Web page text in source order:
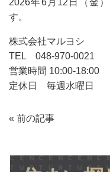
す。
株式会社マルヨシ
TEL 048-970-0021
営業時間 10:00-18:00
定休日 毎週水曜日
« 前の記事